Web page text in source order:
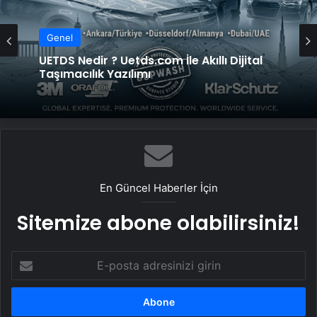
Genel
Bigo Elmas Bayi – Güvenli, Hızlı ve Uygun
Fiyatlı Elmas Satın Almanın Yeni Adresi
En Güncel Haberler İçin
Sitemize abone olabilirsiniz!
posta
adresinizi